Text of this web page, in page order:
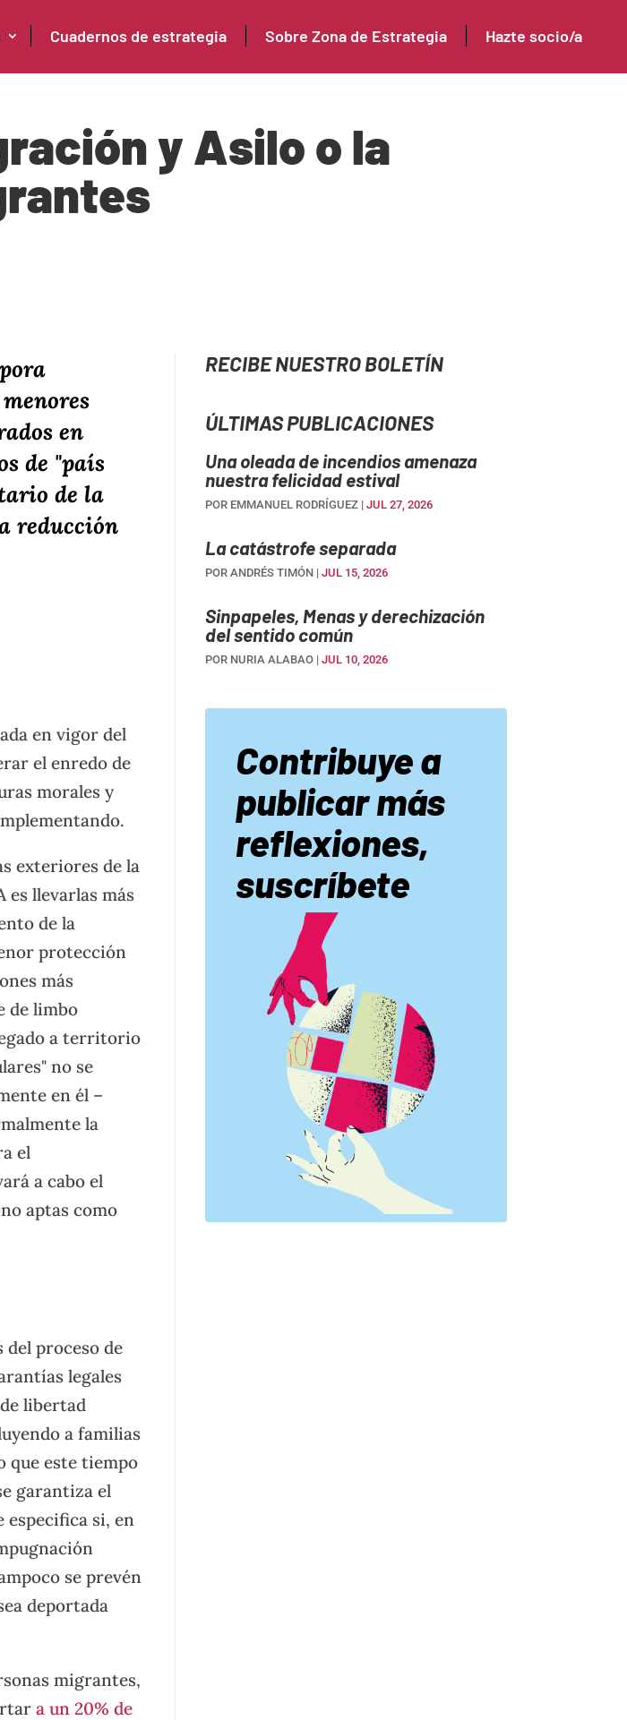
Cuadernos de estrategia Sobre Zona de Estrategia Hazte socio/a
y Asilo o la
en
de "país
de la
reducción
en vigor del
el enredo de
morales y
exteriores de la
es llevarlas más
de la
protección
más
de limbo
a territorio
no se
en él –
la
el
a cabo el
aptas como
proceso de
legales
libertad
a familias
que este tiempo
garantiza el
si, en
se prevén
deportada
migrantes,
a un 20% de
RECIBE NUESTRO BOLETÍN
ÚLTIMAS PUBLICACIONES
Una oleada de incendios amenaza
nuestra felicidad estival
POR EMMANUEL RODRÍGUEZ| JUL 27, 2026
La catástrofe separada
POR ANDRÉS TIMÓN| JUL 15, 2026
Sinpapeles, Menas y derechización
del sentido común
POR NURIA ALABAO| JUL 10, 2026
Contribuye a
publicar más
reflexiones,
suscríbete